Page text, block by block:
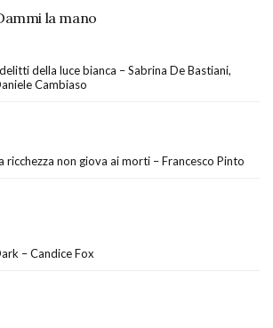
la mano
della luce bianca – Sabrina De Bastiani,
Cambiaso
ricchezza non giova ai morti – Francesco Pinto
– Candice Fox